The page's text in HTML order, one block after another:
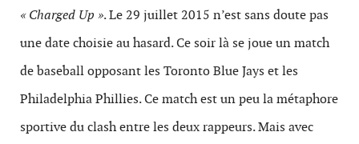
« Charged Up ». Le 29 juillet 2015 n’est sans doute pas
une date choisie au hasard. Ce soir là se joue un match
de baseball opposant les Toronto Blue Jays et les
Philadelphia Phillies. Ce match est un peu la métaphore
sportive du clash entre les deux rappeurs. Mais avec